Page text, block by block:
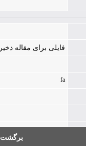
فایلی برای مقاله
fa
برگشت